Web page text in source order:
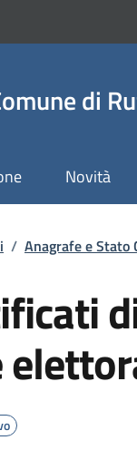
top
di
Novità
di
/ Anagrafe e Stato